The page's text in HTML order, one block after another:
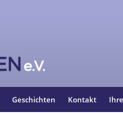
Geschichten Kontakt